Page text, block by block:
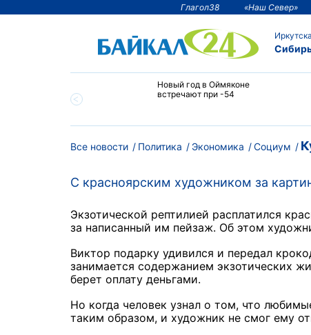
Глагол38 «Наш Север»
Новый год в Оймяконе
встречают при -54
Все новости Политика Экономика Социум
С красноярским художником за
Экзотической рептилией расплатился
за написанный им пейзаж. Об этом
Виктор подарку удивился и передал
занимается содержанием экзотических
берет оплату деньгами.
Но когда человек узнал о том, что
таким образом, и художник не смог ему